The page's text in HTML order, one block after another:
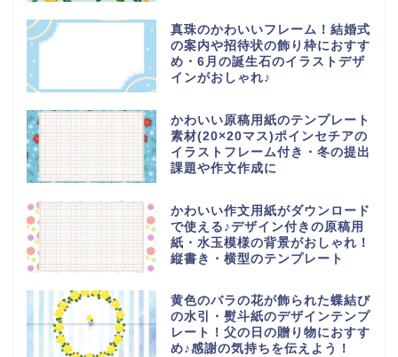
真珠のかわいいフレーム！結婚式
の案内や招待状の飾り枠におすす
め・6月の誕生石のイラストデザ
インがおしゃれ♪
かわいい原稿用紙のテンプレート
素材(20×20マス)ポインセチアの
イラストフレーム付き・冬の提出
課題や作文作成に
かわいい作文用紙がダウンロード
で使える♪デザイン付きの原稿用
紙・水玉模様の背景がおしゃれ！
縦書き・横型のテンプレート
黄色のバラの花が飾られた蝶結び
の水引・熨斗紙のデザインテンプ
レート！父の日の贈り物におすす
め♪感謝の気持ちを伝えよう！